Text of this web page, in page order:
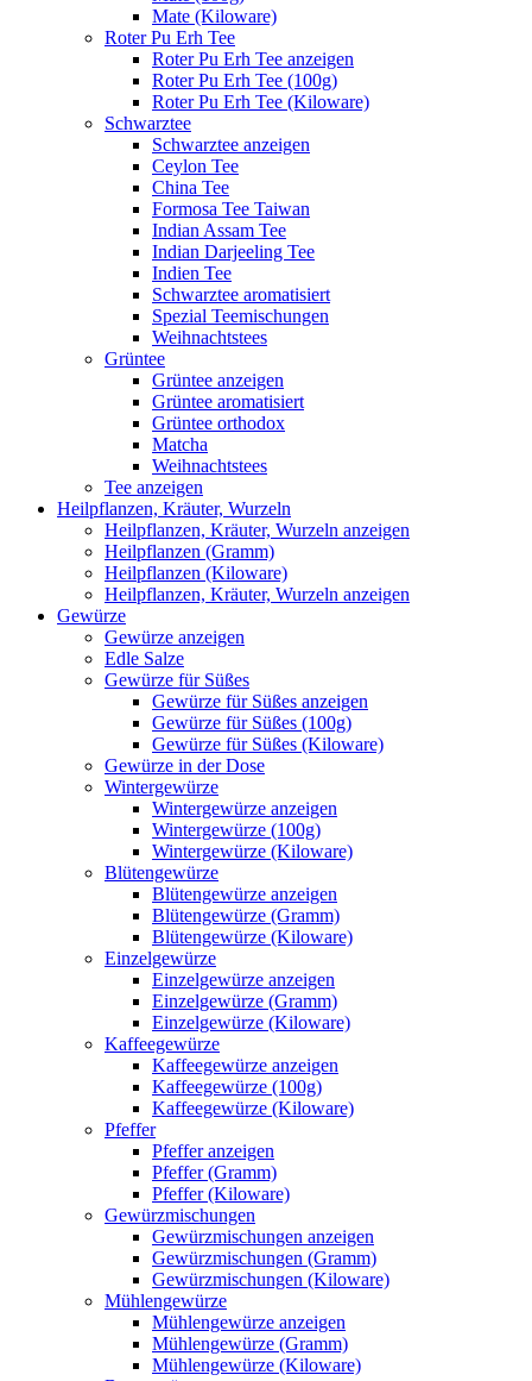
Mate (Kiloware)
Roter Pu Erh Tee
Roter Pu Erh Tee anzeigen
Roter Pu Erh Tee (100g)
Roter Pu Erh Tee (Kiloware)
Schwarztee
Schwarztee anzeigen
Ceylon Tee
China Tee
Formosa Tee Taiwan
Indian Assam Tee
Indian Darjeeling Tee
Indien Tee
Schwarztee aromatisiert
Spezial Teemischungen
Weihnachtstees
Grüntee
Grüntee anzeigen
Grüntee aromatisiert
Grüntee orthodox
Matcha
Weihnachtstees
Tee anzeigen
Heilpflanzen, Kräuter, Wurzeln
Heilpflanzen, Kräuter, Wurzeln anzeigen
Heilpflanzen (Gramm)
Heilpflanzen (Kiloware)
Heilpflanzen, Kräuter, Wurzeln anzeigen
Gewürze
Gewürze anzeigen
Edle Salze
Gewürze für Süßes
Gewürze für Süßes anzeigen
Gewürze für Süßes (100g)
Gewürze für Süßes (Kiloware)
Gewürze in der Dose
Wintergewürze
Wintergewürze anzeigen
Wintergewürze (100g)
Wintergewürze (Kiloware)
Blütengewürze
Blütengewürze anzeigen
Blütengewürze (Gramm)
Blütengewürze (Kiloware)
Einzelgewürze
Einzelgewürze anzeigen
Einzelgewürze (Gramm)
Einzelgewürze (Kiloware)
Kaffeegewürze
Kaffeegewürze anzeigen
Kaffeegewürze (100g)
Kaffeegewürze (Kiloware)
Pfeffer
Pfeffer anzeigen
Pfeffer (Gramm)
Pfeffer (Kiloware)
Gewürzmischungen
Gewürzmischungen anzeigen
Gewürzmischungen (Gramm)
Gewürzmischungen (Kiloware)
Mühlengewürze
Mühlengewürze anzeigen
Mühlengewürze (Gramm)
Mühlengewürze (Kiloware)